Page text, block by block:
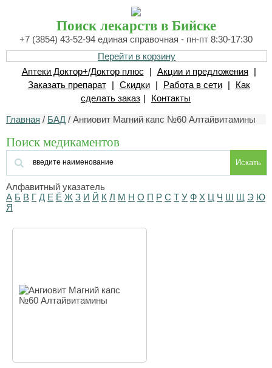
Поиск лекарств в Бийске
+7 (3854) 43-52-94 единая справочная - пн-пт 8:30-17:30
Перейти в корзину
Аптеки Доктор+/Доктор плюс
| Акции и предложения
|
Заказать препарат
| Скидки | Работа в сети |
Как
сделать заказ | Контакты
Главная / БАД / Ангиовит Магний капс №60 Алтайвитамины
Поиск медикаментов
Искать
Алфавитный указатель
А Б В Г Д Е Ё Ж З И Й К Л М Н О П Р С Т У Ф Х Ц Ч Ш Щ Э Ю
Я